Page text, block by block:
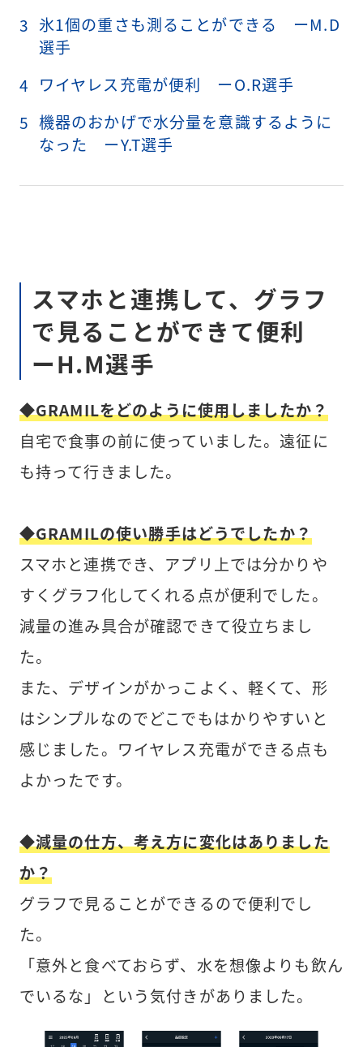
3 氷1個の重さも測ることができる ーM.D
選手
4 ワイヤレス充電が便利 ーO.R選手
5 機器のおかげで水分量を意識するように
なった ーY.T選手
スマホと連携して、グラフ
で見ることができて便利
ーH.M選手
◆GRAMILをどのように使用しましたか？
自宅で食事の前に使っていました。遠征に
も持って行きました。
◆GRAMILの使い勝手はどうでしたか？
スマホと連携でき、アプリ上では分かりや
すくグラフ化してくれる点が便利でした。
減量の進み具合が確認できて役立ちまし
た。
また、デザインがかっこよく、軽くて、形
はシンプルなのでどこでもはかりやすいと
感じました。ワイヤレス充電ができる点も
よかったです。
◆減量の仕方、考え方に変化はありました
か？
グラフで見ることができるので便利でし
た。
「意外と食べておらず、水を想像よりも飲ん
でいるな」という気付きがありました。